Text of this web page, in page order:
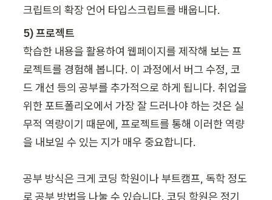
크립트의 확장 언어 타입스크립트를 배웁니다.
학습한 내용을 활용하여 웹페이지를 제작해 보는 프
로젝트를 경험해 봅니다. 이 과정에서 버그 수정, 코
드 개선 등의 공부를 추가적으로 하게 됩니다. 취업을
위한 포트폴리오에서 가장 잘 드러나야 하는 것은 실
무적 역량이기 때문에, 프로젝트를 통해 이러한 역량
을 내보일 수 있는 지가 매우 중요합니다.
공부 방식은 크게 코딩 학원이나 부트캠프, 독학 정도
로 공부 방법을 나눌 수 있습니다. 코딩 학원은 정기